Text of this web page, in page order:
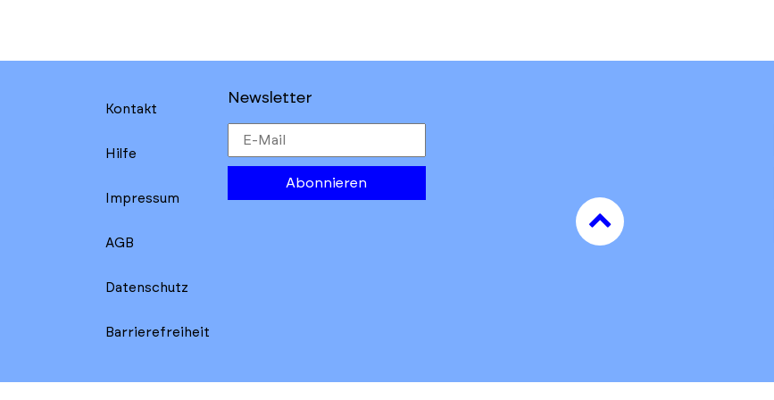
Kontakt
Hilfe
Impressum
AGB
Datenschutz
Barrierefreiheit
Newsletter
Abonnieren
to
top